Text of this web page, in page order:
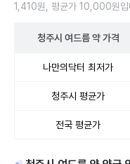
1,410원, 평균가 10,000원입
청주시 여드름 약가격
나만의닥터 최저가
청주시 평균가
전국 평균가